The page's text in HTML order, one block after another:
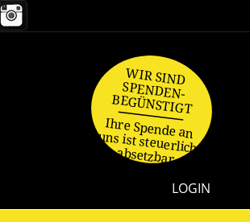
LOGIN
WIR SIND
SPENDEN-
BEGÜNSTIGT
Ihre Spende an
uns ist steuerlich
absetzbar.